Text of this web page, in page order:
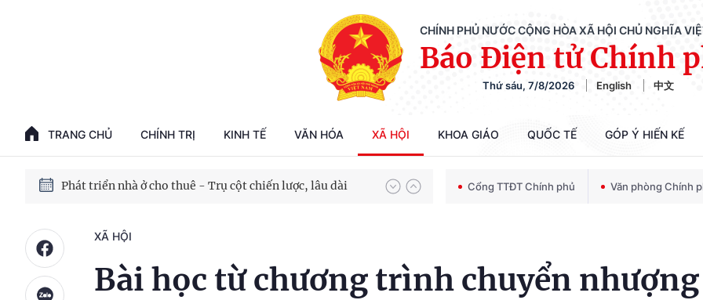
CHÍNH PHỦ NƯỚC CỘNG HÒA XÃ HỘI CHỦ NGHĨA
Báo Điện tử Chính
Thứ sáu, 7/8/2026 English 中文
TRANG CHỦ CHÍNH TRỊ KINH TẾ VĂN HÓA XÃ HỘI KHOA GIÁO QUỐC TẾ GÓP Ý HIẾN KẾ
Phát triển kinh tế nhà nước trong kỷ nguyên mới
Chiến dịch 500 ngày đêm tìm kiếm, quy tập và xác định danh tính hài cốt liệt sĩ
Bảo vệ nền tảng tư tưởng của Đảng trong kỷ nguyên phát triển mới
Phát triển nhà ở cho thuê - Trụ cột chiến lược, lâu dài Cổng TTĐT Chính phủ Văn phòng Chính
XÃ HỘI
Bài học từ chương trình chuyển nhượng